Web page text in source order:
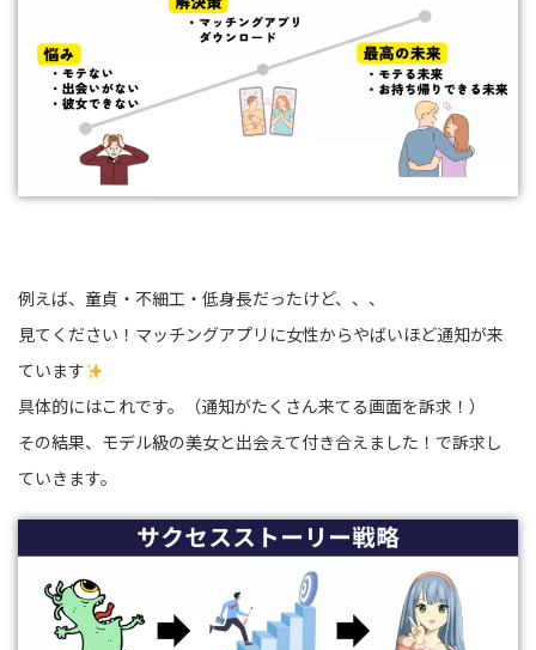
例えば、童貞・不細工・低身長だったけど、、、
見てください！マッチングアプリに女性からやばいほど通知が来
ています
具体的にはこれです。（通知がたくさん来てる画面を訴求！）
その結果、モデル級の美女と出会えて付き合えました！で訴求し
ていきます。